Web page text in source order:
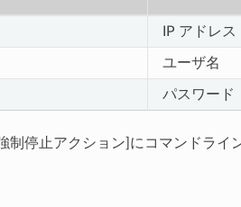
IP アドレス
ユーザ名
パスワード
停止アクション]にコマンドライ